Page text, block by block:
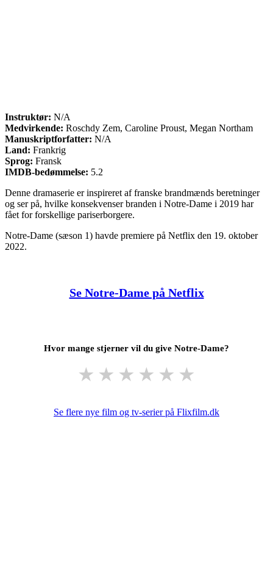
Instruktør: N/A
Medvirkende: Roschdy Zem, Caroline Proust, Megan Northam
Manuskriptforfatter: N/A
Land: Frankrig
Sprog: Fransk
IMDB-bedømmelse: 5.2
Denne dramaserie er inspireret af franske brandmænds beretninger
og ser på, hvilke konsekvenser branden i Notre-Dame i 2019 har
fået for forskellige pariserborgere.
Notre-Dame (sæson 1) havde premiere på Netflix den 19. oktober
2022.
Se Notre-Dame på Netflix
Hvor mange stjerner vil du give Notre-Dame?
★ ★ ★ ★ ★ ★
Se flere nye film og tv-serier på Flixfilm.dk